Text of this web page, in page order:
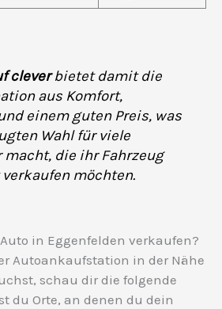
cleverbietet damit die
aus Komfort,
einem guten Preis, was
Wahl für viele
macht, die ihr Fahrzeug
möchten.
in Eggenfelden verkaufen?
Autoankaufstation in der Nähe
schau dir die folgende
du Orte, an denen du dein